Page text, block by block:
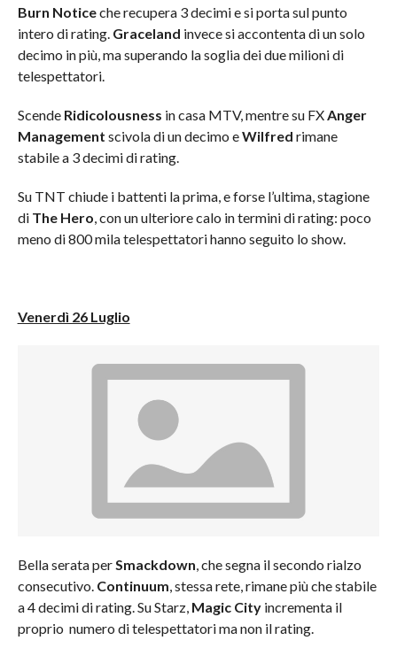
Burn Noticeche recupera 3 decimi e si porta sul punto
intero di rating. Graceland invece si accontenta di un solo
decimo in più, ma superando la soglia dei due milioni di
telespettatori.
Scende Ridicolousness in casa MTV, mentre su FX Anger
Management scivola di un decimo eWilfred rimane
stabile a 3 decimi di rating.
Su TNT chiude i battenti la prima, e forse l’ultima, stagione
di The Hero , con un ulteriore calo in termini di rating: poco
meno di 800 mila telespettatori hanno seguito lo show.
Venerdì 26 Luglio
Bella serata perSmackdown, che segna il secondo rialzo
consecutivo. Continuum, stessa rete, rimane più che stabile
a 4 decimi di rating. Su Starz, Magic Cityincrementa il
proprio numero di telespettatori ma non il rating.